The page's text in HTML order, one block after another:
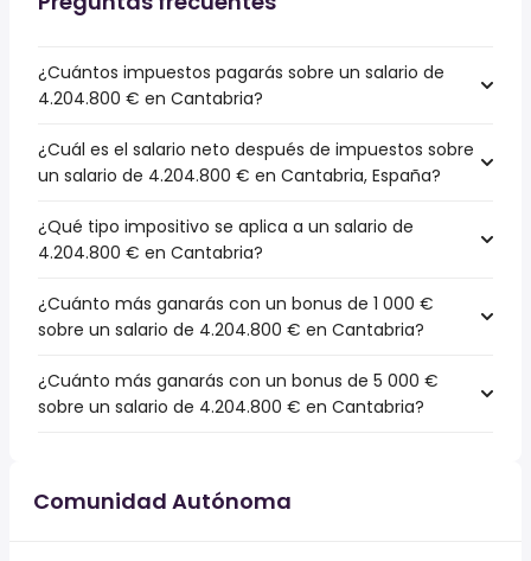
¿Cuántos impuestos pagarás sobre un salario de
4.204.800 € en Cantabria?
¿Cuál es el salario neto después de impuestos sobre
un salario de 4.204.800 € en Cantabria, España?
¿Qué tipo impositivo se aplica a un salario de
4.204.800 € en Cantabria?
¿Cuánto más ganarás con un bonus de 1 000 €
sobre un salario de 4.204.800 € en Cantabria?
¿Cuánto más ganarás con un bonus de 5 000 €
sobre un salario de 4.204.800 € en Cantabria?
Comunidad Autónoma